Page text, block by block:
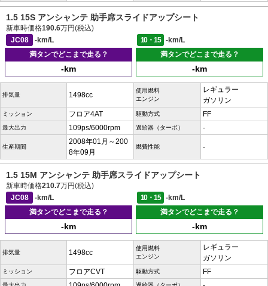
1.5 15S アンシャンテ 助手席スライドアップシート
新車時価格190.6万円(税込)
JC08
-km/L 10・15
-km/L
満タンでどこまで走る？
-km
満タンでどこまで走る？
-km
排気量 1498cc
使用燃料
エンジン
レギュラー
ガソリン
ミッション フロア4AT 駆動方式 FF
最大出力 109ps/6000rpm 過給器（ターボ） -
生産期間
2008年01月～200
8年09月
燃費性能 -
1.5 15M アンシャンテ 助手席スライドアップシート
新車時価格210.7万円(税込)
JC08
-km/L 10・15
-km/L
満タンでどこまで走る？
-km
満タンでどこまで走る？
-km
排気量 1498cc
使用燃料
エンジン
レギュラー
ガソリン
ミッション フロアCVT 駆動方式 FF